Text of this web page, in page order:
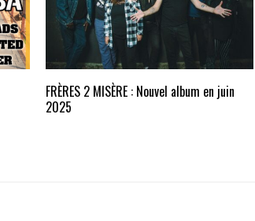
FRÈRES 2 MISÈRE : Nouvel album en juin
2025